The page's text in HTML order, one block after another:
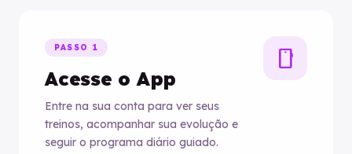
PASSO 1
Acesse o App
Entre na sua conta para ver seus
treinos, acompanhar sua evolução e
seguir o programa diário guiado.
smartphone